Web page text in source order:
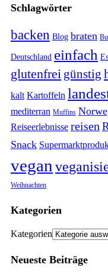
Schlagwörter
backen Blog braten
Deutschland einfach
glutenfrei günstig
kalt Kartoffeln
mediterran Muffins
Reiseerlebnisse reisen
Snack
vegan
Weihnachten
Kategorien
Kategorien
Neueste Beiträge